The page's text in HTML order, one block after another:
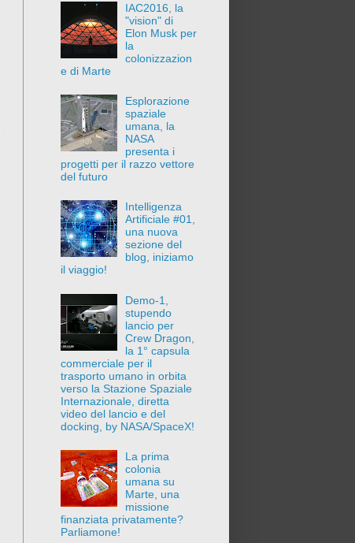
IAC2016, la
"vision" di
Elon Musk per
la
colonizzazion
e di Marte
Esplorazione
spaziale
umana, la
NASA
presenta i
progetti per il razzo vettore
del futuro
Intelligenza
Artificiale #01,
una nuova
sezione del
blog, iniziamo
il viaggio!
Demo-1,
stupendo
lancio per
Crew Dragon,
la 1° capsula
commerciale per il
trasporto umano in orbita
verso la Stazione Spaziale
Internazionale, diretta
video del lancio e del
docking, by NASA/SpaceX!
La prima
colonia
umana su
Marte, una
missione
finanziata privatamente?
Parliamone!